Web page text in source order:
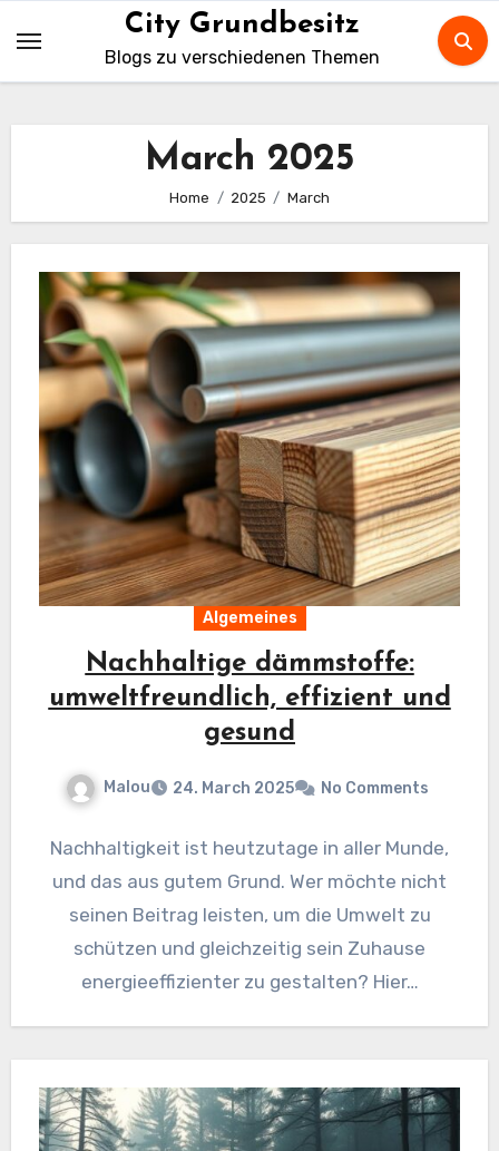
content
City Grundbesitz
Blogs zu verschiedenen Themen
March 2025
Home 2025 March
Algemeines
Nachhaltige dämmstoffe:
umweltfreundlich, effizient und
gesund
Malou 24. March 2025 No Comments
Nachhaltigkeit ist heutzutage in aller Munde,
und das aus gutem Grund. Wer möchte nicht
seinen Beitrag leisten, um die Umwelt zu
schützen und gleichzeitig sein Zuhause
energieeffizienter zu gestalten? Hier…